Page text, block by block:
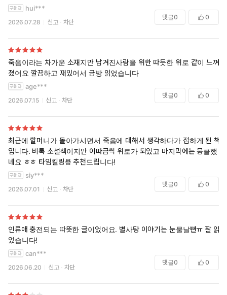
hui***
2026.07.28 신고 차단
댓글0 0
죽음이라는 차가운 소재지만 남겨진사람을 위한 따듯한 위로 같이 느껴
졌어요 깔끔하고 재밌어서 금방 읽었습니다
age***
2026.07.15 신고 차단
댓글0 0
최근에 할머니가 돌아가시면서 죽음에 대해서 생각하다가 접하게 된 책
입니다. 비록 소설책이지만 이따금씩 위로가 되었고 마지막에는 뭉클했
네요 ㅎㅎ 타임킬링용 추천드립니다!
siy***
2026.07.01 신고 차단
댓글0 0
인류애 충전되는 따뜻한 글이었어요. 별사탕 이야기는 눈물날뻔ㅠ 잘 읽
었습니다!
can***
2026.06.20 신고 차단
댓글0 0